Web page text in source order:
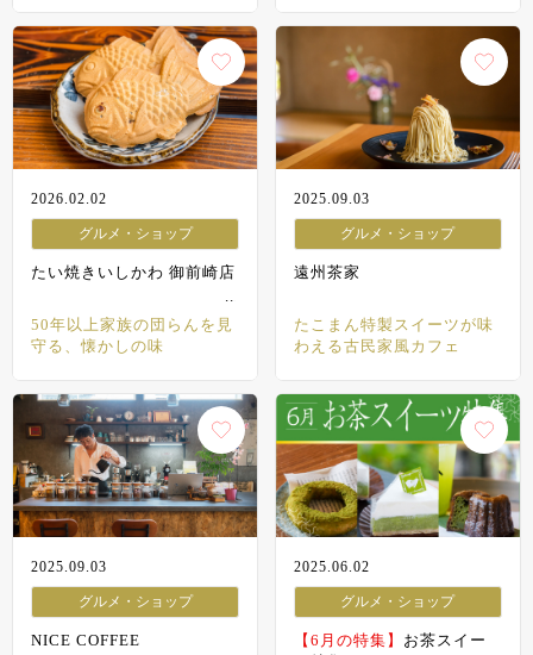
2026.02.02
グルメ・ショップ
たい焼きいしかわ 御前崎店
50年以上家族の団らんを見
守る、懐かしの味
2025.09.03
グルメ・ショップ
遠州茶家
たこまん特製スイーツが味
わえる古民家風カフェ
2025.09.03
グルメ・ショップ
NICE COFFEE
2025.06.02
グルメ・ショップ
【6月の特集】 お茶スイー